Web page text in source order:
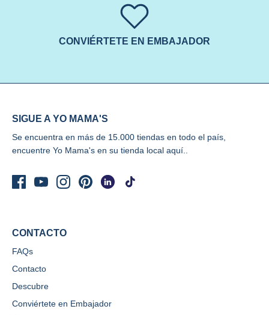
CONVIÉRTETE EN EMBAJADOR
SIGUE A YO MAMA'S
Se encuentra en más de 15.000 tiendas en todo el país,
encuentre Yo Mama's en su tienda local aquí..
CONTACTO
FAQs
Contacto
Descubre
Conviértete en Embajador